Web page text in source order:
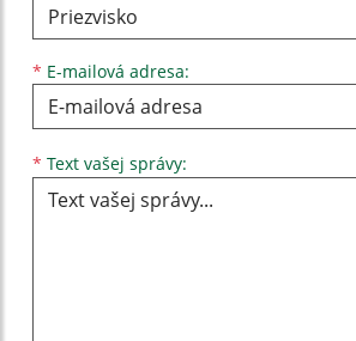
* E-mailová adresa:
* Text vašej správy: